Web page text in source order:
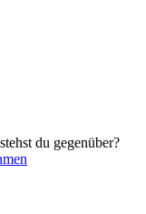
du gegenüber?